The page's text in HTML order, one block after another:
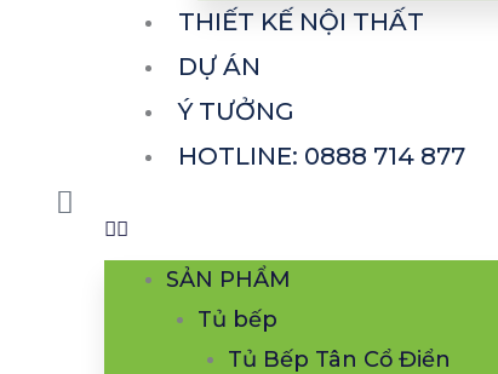
THIẾT KẾ NỘI THẤT
DỰ ÁN
Ý TƯỞNG
HOTLINE: 0888 714 877
SẢN PHẨM
Tủ bếp
Tủ Bếp Tân Cổ Điển